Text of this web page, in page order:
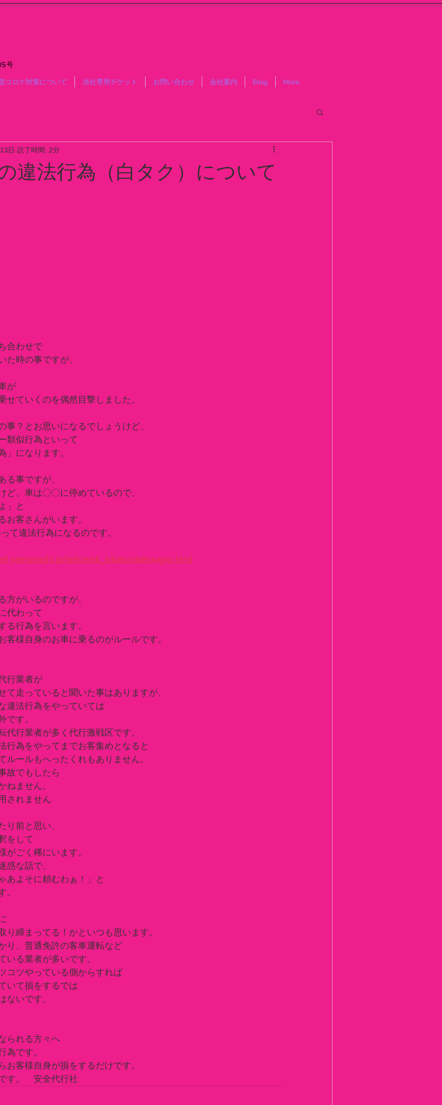
号
コロナ対策について 当社専用チケット お問い合わせ 会社案内 Blog More
違法行為（白タク）について
日 読了時間: 2分
合わせで
た時の事ですが、
が
せていくのを偶然目撃しました。
事？とお思いになるでしょうけど、
類似行為といって
」になります。
る事ですが、
、車は〇〇に停めているので、
」と
お客さんがいます。
て違法行為になるのです。
police/pk_kikaku/daikougyo.html
方がいるのですが、
代わって
る行為を言います。
客様自身のお車に乗るのがルールです。
行業者が
て走っていると聞いた事はありますが、
違法行為をやっていては
です。
代行業者が多く代行激戦区です。
行為をやってまでお客集めとなると
ルールもへったくれもありません。
故でもしたら
ねません。
されません
り前と思い、
をして
がごく稀にいます。
惑な話で、
あよそに頼むわぁ！」と
。
り締まってる！かといつも思います。
り、普通免許の客車運転など
いる業者が多いです。
コツやっている側からすれば
いて損をするでは
ないです。
られる方々へ
為です。
お客様自身が損をするだけです。
す。　安全代行社